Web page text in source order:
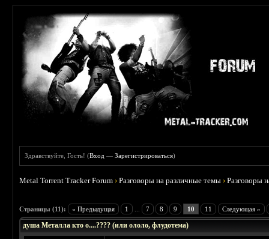
Здравствуйте, Гость! (Вход —Зарегистрироваться)
Metal Torrent Tracker Forum ›Разговоры на различные темы ›Разговоры
Страницы (11): « Предыдущая 1 7 8 9 10 11 Следующая »
душа Металла кто о....???? (или ололо, флудотема)